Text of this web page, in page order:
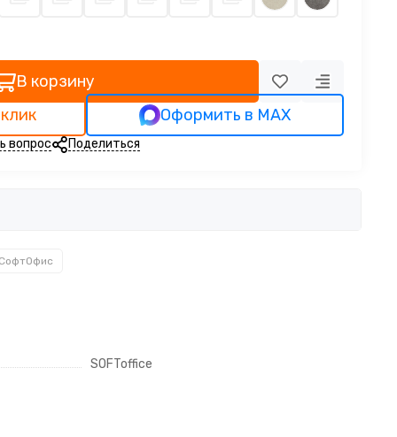
В корзину
Оформить в MAX
вопрос Поделиться
SOFToffice